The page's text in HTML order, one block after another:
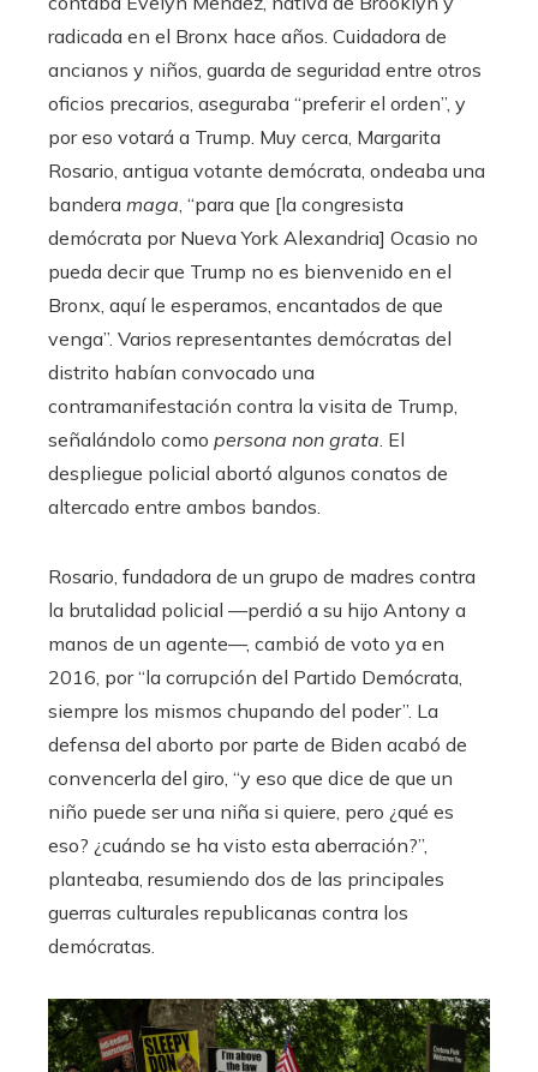
radicada en el Bronx hace años. Cuidadora de
ancianos y niños, guarda de seguridad entre otros
oficios precarios, aseguraba “preferir el orden”, y
por eso votará a Trump. Muy cerca, Margarita
Rosario, antigua votante demócrata, ondeaba una
bandera maga , “para que [la congresista
demócrata por Nueva York Alexandria] Ocasio no
pueda decir que Trump no es bienvenido en el
Bronx, aquí le esperamos, encantados de que
venga”. Varios representantes demócratas del
distrito habían convocado una
contramanifestación contra la visita de Trump,
señalándolo como persona non grata . El
despliegue policial abortó algunos conatos de
altercado entre ambos bandos.
Rosario, fundadora de un grupo de madres contra
la brutalidad policial —perdió a su hijo Antony a
manos de un agente—, cambió de voto ya en
2016, por “la corrupción del Partido Demócrata,
siempre los mismos chupando del poder”. La
defensa del aborto por parte de Biden acabó de
convencerla del giro, “y eso que dice de que un
niño puede ser una niña si quiere, pero ¿qué es
eso? ¿cuándo se ha visto esta aberración?”,
planteaba, resumiendo dos de las principales
guerras culturales republicanas contra los
demócratas.